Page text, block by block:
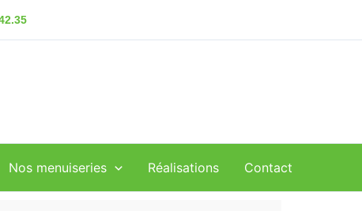
Nos menuiseries Réalisations Contact